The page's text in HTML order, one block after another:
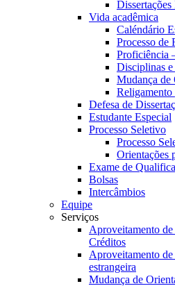
Vida acadêmica
Caléndário
Processo de
Proficiência
Disciplinas
Mudança de
Religamento
Defesa de
Estudante Especial
Processo Seletivo
Processo
Orientações
Exame de
Bolsas
Intercâmbios
Equipe
Serviços
Aproveitamento
Créditos
Aproveitamento
estrangeira
Mudança de